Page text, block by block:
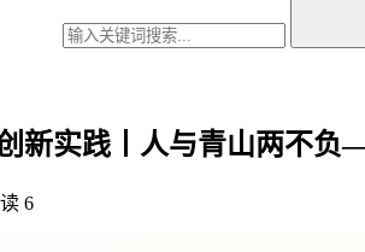
新实践丨人与青山两不
6